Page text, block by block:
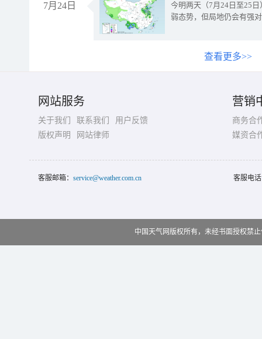
7月24日
今明两天（7月24日至25
弱态势，但局地仍会有强
查看更多>>
网站服务
关于我们 联系我们
用户反馈
版权声明
网站律师
营销
商务合
媒资合
客服邮箱： service@weather.com.cn 客服电
中国天气网版权所有，未经书面授权